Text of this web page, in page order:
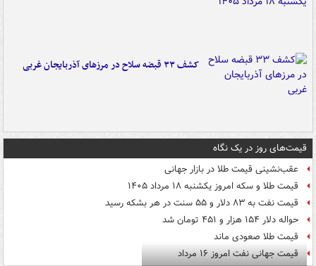
کشف ۳۳ قبضه سلاح در مرزهای آذربایجان غربی
قیمت‌های روز در یک نگاه
عقب‌نشینی قیمت طلا در بازار جهانی
قیمت طلا و سکه امروز یکشنبه ۱۸ مرداد ۱۴۰۵
قیمت نفت به ۸۳ دلار و ۵۵ سنت در هر بشکه رسید
حواله دلار ۱۵۴ هزار و ۴۵۱ تومان شد
قیمت طلا صعودی ماند
قیمت جهانی نفت امروز ۱۶ مرداد